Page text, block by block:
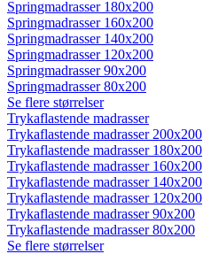
Springmadrasser 180x200
Springmadrasser 160x200
Springmadrasser 140x200
Springmadrasser 120x200
Springmadrasser 90x200
Springmadrasser 80x200
Se flere størrelser
Trykaflastende madrasser
Trykaflastende madrasser 200x200
Trykaflastende madrasser 180x200
Trykaflastende madrasser 160x200
Trykaflastende madrasser 140x200
Trykaflastende madrasser 120x200
Trykaflastende madrasser 90x200
Trykaflastende madrasser 80x200
Se flere størrelser